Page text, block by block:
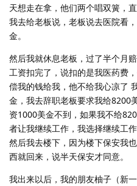
天想走在拿，他们两个唱双簧，
我去给老板说，老板说去医院看
金。
然后我就休息老板，过了半个月
工资扣完了，说扣的是我医药费
偿我的钱给我，他不给我心凉了
金，我去辞职老板要求我给8200
资1000美金不到，如果我不给
者让我继续工作，我选择继续工
然后我去楼下，因为楼下保安我
西就回来，说半天保安才同意。
我出来以后，我的朋友柚子（新